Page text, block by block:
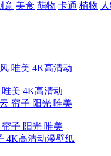
意 美食 萌物 卡通 植物
美 4K高清动
子 阳光 唯美